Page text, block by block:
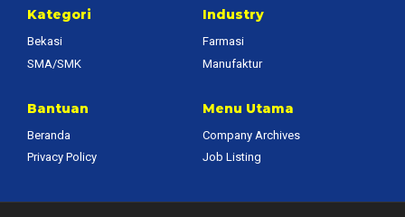
Kategori
Bekasi
SMA/SMK
Industry
Farmasi
Manufaktur
Bantuan
Beranda
Privacy Policy
Menu Utama
Company Archives
Job Listing